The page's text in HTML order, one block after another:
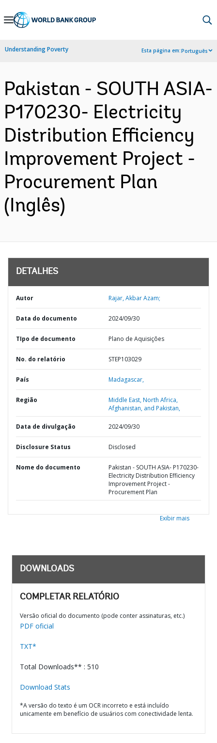
Skip
Navigation
Understanding Poverty Esta página em:Português
Pakistan - SOUTH ASIA-
P170230- Electricity
Distribution Efficiency
Improvement Project -
Procurement Plan
(Inglês)
DETALHES
Autor Rajar, Akbar Azam;
Data do documento 2024/09/30
TIpo de documento Plano de Aquisições
No. do relatório STEP103029
País Madagascar,
Região
Middle East, North Africa,
Afghanistan, and Pakistan,
Data de divulgação 2024/09/30
Disclosure Status Disclosed
Nome do documento
Pakistan - SOUTH ASIA- P170230-
Electricity Distribution Efficiency
Improvement Project -
Procurement Plan
Exibir mais
DOWNLOADS
COMPLETAR RELATÓRIO
Versão oficial do documento (pode conter assinaturas, etc.)
PDF oficial
TXT*
Total Downloads** : 510
Download Stats
*A versão do texto é um OCR incorreto e está incluído
unicamente em benefício de usuários com conectividade lenta.